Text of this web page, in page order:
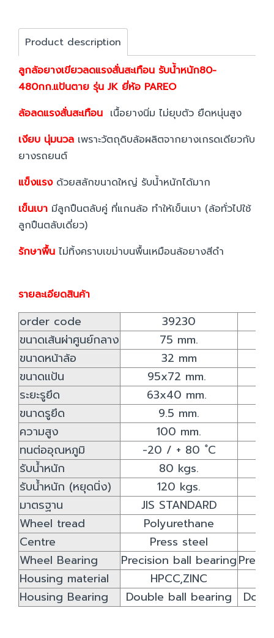
Product description
ลูกล้อยางเขียวลดแรงสั่นสะเทือน รับน้ำหนัก80-
480กก.แป้นตาย รุ่น JK ยี่ห้อ PAREO
ล้อลดแรงสั่นสะเทือน เนื้อยางนิ่ม ไม่ยุบตัว ยืดหนุ่นสูง
เงียบ นุ่มนวล เพราะวัตถุดิบล้อผลิตจากยางเกรดเดียวกับ
ยางรถยนต์
แข็งแรงด้วยสลักขนาดใหญ่ รับน้ำหนักได้มาก
เข็นเบา มีลูกปืนตลับคู่ ที่แกนล้อ ทำให้เข็นเบา (ล้อทั่วไปใช้
ลูกปืนตลับเดี่ยว)
รักษาพื้น ไม่ทิ้งคราบเขม่าบนพื้นเหมือนล้อยางสีดำ
รายละเอียดสินค้า
order code
39230
ขนาดเส้นผ่าศูนย์กลาง
75 mm.
ขนาดหน้าล้อ
32 mm
ขนาดแป้น
95x72 mm.
ระยะรูยึด
63x40 mm.
ขนาดรูยึด
9.5 mm.
ความสูง
100 mm.
ทนต่ออุณหภูมิ
-20 / + 80 ํC
รับน้ำหนัก
80 kgs.
รับน้ำหนัก (หยุดนิ่ง)
120 kgs.
มาตรฐาน
JIS STANDARD
Wheel tread
Polyurethane
Centre
Press steel
Wheel Bearing
Precision ball bearing
Housing material
HPCC,ZINC
Housing Bearing
Double ball bearing